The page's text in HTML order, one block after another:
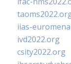
iias-
ivd2022.org
csity2022.org